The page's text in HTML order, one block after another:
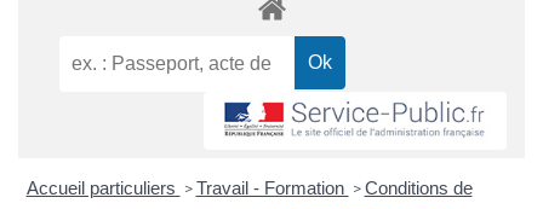
Accueil particuliers > Travail - Formation > Conditions de